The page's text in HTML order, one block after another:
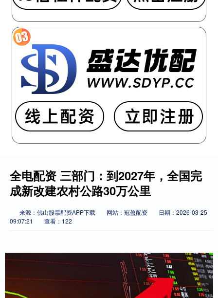
全电配资 三部门：到2027年，全国完
成新改建农村公路30万公里
来源：佛山股票配资APP下载 网站：冠盈配资
日期：2026-03-25
09:07:21
查看：122